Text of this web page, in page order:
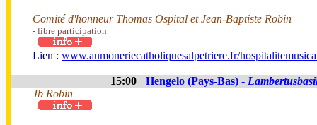
Comité d'honneur Thomas Ospital et Jean-Baptiste Robin
- libre participation
Lien : www.aumoneriecatholiquesalpetriere.fr/
15:00 Hengelo (Pays-Bas) -
Jb Robin